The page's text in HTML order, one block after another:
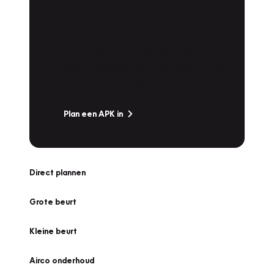
Plan een APK in
Direct plannen
Grote beurt
Kleine beurt
Airco onderhoud